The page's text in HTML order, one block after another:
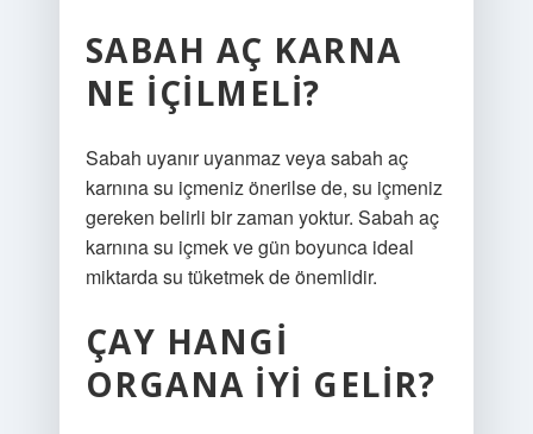
SABAH AÇ KARNA
NE IÇILMELI?
Sabah uyanır uyanmaz veya sabah aç
karnına su içmeniz önerilse de, su içmeniz
gereken belirli bir zaman yoktur. Sabah aç
karnına su içmek ve gün boyunca ideal
miktarda su tüketmek de önemlidir.
ÇAY HANGI
ORGANA IYI GELIR?